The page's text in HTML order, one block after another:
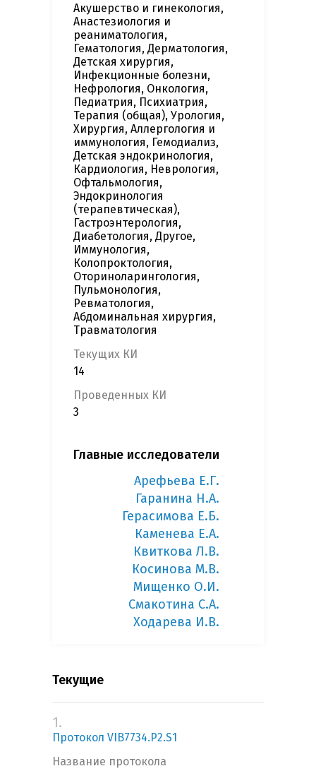
Акушерство и гинекология,
Анастезиология и
реаниматология,
Гематология, Дерматология,
Детская хирургия,
Инфекционные болезни,
Нефрология, Онкология,
Педиатрия, Психиатрия,
Терапия (общая), Урология,
Хирургия, Аллергология и
иммунология, Гемодиализ,
Детская эндокринология,
Кардиология, Неврология,
Офтальмология,
Эндокринология
(терапевтическая),
Гастроэнтерология,
Диабетология, Другое,
Иммунология,
Колопроктология,
Оториноларингология,
Пульмонология,
Ревматология,
Абдоминальная хирургия,
Травматология
Текущих КИ
14
Проведенных КИ
3
Главные исследователи
Арефьева Е.Г.
Гаранина Н.А.
Герасимова Е.Б.
Каменева Е.А.
Квиткова Л.В.
Косинова М.В.
Мищенко О.И.
Смакотина С.А.
Ходарева И.В.
Текущие
1.
Протокол VIB7734.P2.S1
Название протокола